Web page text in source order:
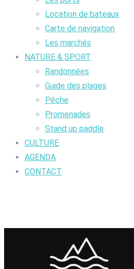
Location de bateaux
Carte de navigation
Les marchés
NATURE & SPORT
Randonnées
Guide des plages
Pêche
Promenades
Stand up paddle
CULTURE
AGENDA
CONTACT